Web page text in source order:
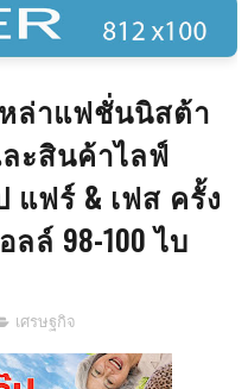
ล่าแฟชั่นนิสต้า
ะสินค้าไลฟ์
แฟร์ & เฟส ครั้ง
ลล์ 98-100 ไบ
เศรษฐกิจ